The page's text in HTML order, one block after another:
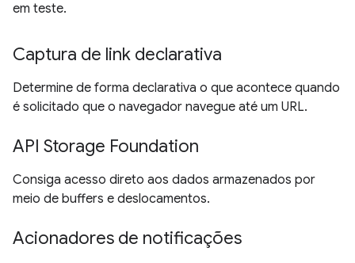
em teste.
Captura de link declarativa
Determine de forma declarativa o que acontece quando
é solicitado que o navegador navegue até um URL.
API Storage Foundation
Consiga acesso direto aos dados armazenados por
meio de buffers e deslocamentos.
Acionadores de notificações